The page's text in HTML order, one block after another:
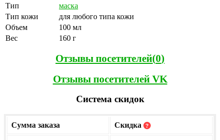
Тип
маска
Тип кожи
для любого типа кожи
Объем
100 мл
Вес
160 г
Отзывы посетителей(0)
Отзывы посетителей VK
Система скидок
Сумма заказа Скидка ?